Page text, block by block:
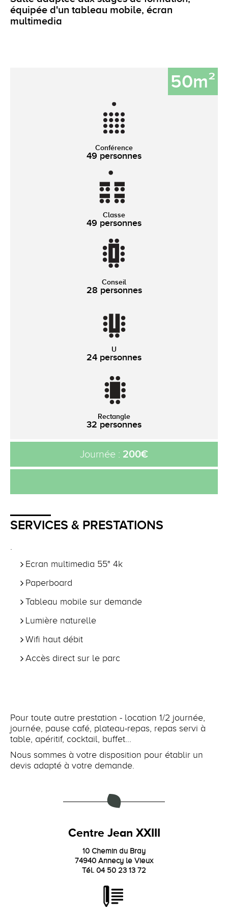
équipée d'un tableau mobile, écran
multimedia
50m²
Conférence
49 personnes
Classe
49 personnes
Conseil
28 personnes
U
24 personnes
Rectangle
32 personnes
Journée : 200€
SERVICES & PRESTATIONS
Ecran multimedia 55" 4k
Paperboard
Tableau mobile sur demande
Lumière naturelle
Wifi haut débit
Accès direct sur le parc
Pour toute autre prestation - location 1/2 journée,
journée, pause café, plateau-repas, repas servi à
table, apéritif, cocktail, buffet...
Nous sommes à votre disposition pour établir un
devis adapté à votre demande.
Centre Jean XXIII
10 Chemin du Bray
74940 Annecy le Vieux
Tél. 04 50 23 13 72